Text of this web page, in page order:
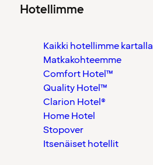
Hotellimme
Kaikki hotellimme kartalla
Matkakohteemme
Comfort Hotel™
Quality Hotel™
Clarion Hotel®
Home Hotel
Stopover
Itsenäiset hotellit